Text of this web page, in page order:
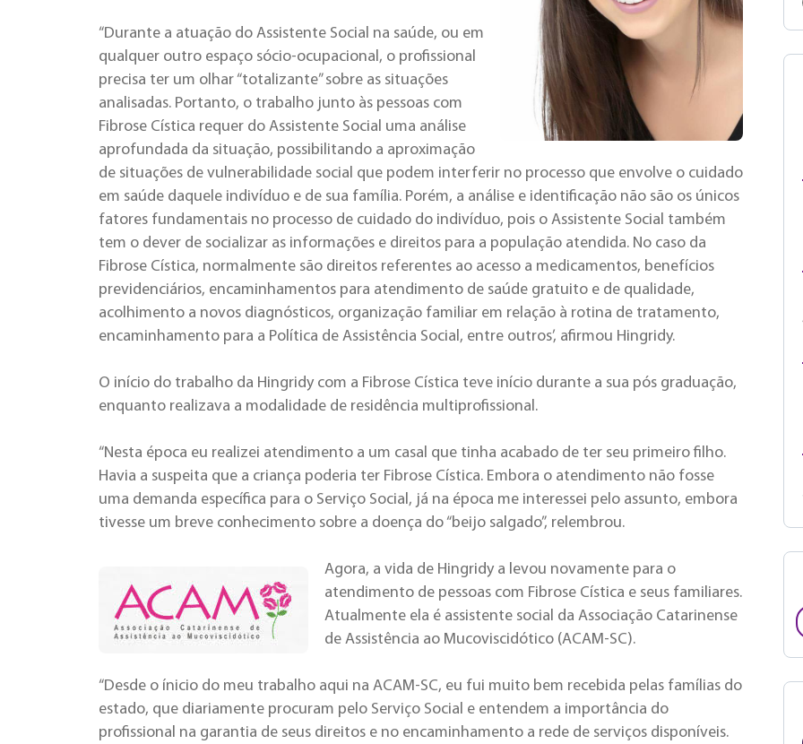
“Durante a atuação do Assistente Social na saúde, ou em
qualquer outro espaço sócio-ocupacional, o profissional
precisa ter um olhar “totalizante” sobre as situações
analisadas. Portanto, o trabalho junto às pessoas com
Fibrose Cística requer do Assistente Social uma análise
aprofundada da situação, possibilitando a aproximação
de situações de vulnerabilidade social que podem interferir no processo que envolve o cuidado
em saúde daquele indivíduo e de sua família. Porém, a análise e identificação não são os únicos
fatores fundamentais no processo de cuidado do indivíduo, pois o Assistente Social também
tem o dever de socializar as informações e direitos para a população atendida. No caso da
Fibrose Cística, normalmente são direitos referentes ao acesso a medicamentos, benefícios
previdenciários, encaminhamentos para atendimento de saúde gratuito e de qualidade,
acolhimento a novos diagnósticos, organização familiar em relação à rotina de tratamento,
encaminhamento para a Política de Assistência Social, entre outros’, afirmou Hingridy.
O início do trabalho da Hingridy com a Fibrose Cística teve início durante a sua pós graduação,
enquanto realizava a modalidade de residência multiprofissional.
“Nesta época eu realizei atendimento a um casal que tinha acabado de ter seu primeiro filho.
Havia a suspeita que a criança poderia ter Fibrose Cística. Embora o atendimento não fosse
uma demanda específica para o Serviço Social, já na época me interessei pelo assunto, embora
tivesse um breve conhecimento sobre a doença do “beijo salgado”, relembrou.
Agora, a vida de Hingridy a levou novamente para o
atendimento de pessoas com Fibrose Cística e seus familiares.
Atualmente ela é assistente social da Associação Catarinense
de Assistência ao Mucoviscidótico (ACAM-SC).
“Desde o ínicio do meu trabalho aqui na ACAM-SC, eu fui muito bem recebida pelas famílias do
estado, que diariamente procuram pelo Serviço Social e entendem a importância do
profissional na garantia de seus direitos e no encaminhamento a rede de serviços disponíveis.